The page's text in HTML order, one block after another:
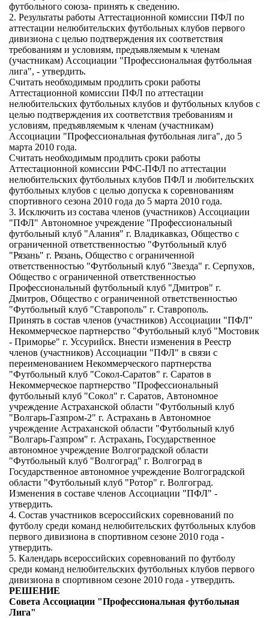
футбольного союза- принять к сведению.
2. Результаты работы Аттестационной комиссии ПФЛ по
аттестации нелюбительских футбольных клубов первого
дивизиона с целью подтверждения их соответствия
требованиям и условиям, предъявляемым к членам
(участникам) Ассоциации "Профессиональная футбольная
лига", - утвердить.
Считать необходимым продлить сроки работы
Аттестационной комиссии ПФЛ по аттестации
нелюбительских футбольных клубов и футбольных клубов с
целью подтверждения их соответствия требованиям и
условиям, предъявляемым к членам (участникам)
Ассоциации "Профессиональная футбольная лига", до 5
марта 2010 года.
Считать необходимым продлить сроки работы
Аттестационной комиссии РФС-ПФЛ по аттестации
нелюбительских футбольных клубов ПФЛ и любительских
футбольных клубов с целью допуска к соревнованиям
спортивного сезона 2010 года до 5 марта 2010 года.
3. Исключить из состава членов (участников) Ассоциации
"ПФЛ" Автономное учреждение "Профессиональный
футбольный клуб "Алания" г. Владикавказ, Общество с
ограниченной ответственностью "Футбольный клуб
"Рязань" г. Рязань, Общество с ограниченной
ответственностью "Футбольный клуб "Звезда" г. Серпухов,
Общество с ограниченной ответственностью
Профессиональный футбольный клуб "Дмитров" г.
Дмитров, Общество с ограниченной ответственностью
"Футбольный клуб "Ставрополь" г. Ставрополь.
Принять в состав членов (участников) Ассоциации "ПФЛ"
Некоммерческое партнерство "Футбольный клуб "Мостовик
- Приморье" г. Уссурийск. Внести изменения в Реестр
членов (участников) Ассоциации "ПФЛ" в связи с
переименованием Некоммерческого партнерства
"Футбольный клуб "Сокол-Саратов" г. Саратов в
Некоммерческое партнерство "Профессиональный
футбольный клуб "Сокол" г. Саратов, Автономное
учреждение Астраханской области "Футбольный клуб
"Волгарь-Газпром-2" г. Астрахань в Автономное
учреждение Астраханской области "Футбольный клуб
"Волгарь-Газпром" г. Астрахань, Государственное
автономное учреждение Волгоградской области
"Футбольный клуб "Волгоград" г. Волгоград в
Государственное автономное учреждение Волгоградской
области "Футбольный клуб "Ротор" г. Волгоград.
Изменения в составе членов Ассоциации "ПФЛ" -
утвердить.
4. Состав участников всероссийских соревнований по
футболу среди команд нелюбительских футбольных клубов
первого дивизиона в спортивном сезоне 2010 года -
утвердить.
5. Календарь всероссийских соревнований по футболу
среди команд нелюбительских футбольных клубов первого
дивизиона в спортивном сезоне 2010 года - утвердить.
РЕШЕНИЕ
Совета Ассоциации "Профессиональная футбольная
Лига"